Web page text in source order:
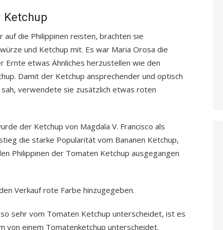
Ketchup
auf die Philippinen reisten, brachten sie
und Ketchup mit. Es war Maria Orosa die
Ernte etwas Ähnliches herzustellen wie den
Damit der Ketchup ansprechender und optisch
verwendete sie zusätzlich etwas roten
der Ketchup von Magdala V. Francisco als
die starke Popularität vom Bananen Ketchup,
Philippinen der Tomaten Ketchup ausgegangen
Verkauf rote Farbe hinzugegeben.
sehr vom Tomaten Ketchup unterscheidet, ist es
von einem Tomatenketchup unterscheidet.